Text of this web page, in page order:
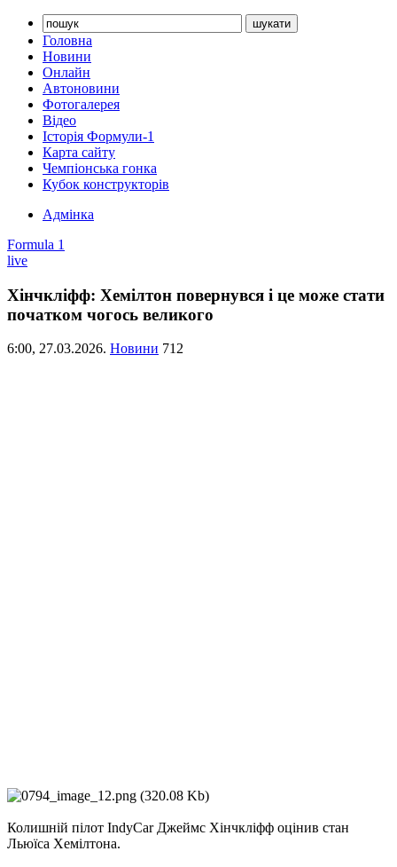
Головна
Новини
Онлайн
Автоновини
Фотогалерея
Відео
Історія Формули-1
Карта сайту
Чемпіонська гонка
Кубок конструкторів
Адмінка
Formula 1
live
Хінчкліфф: Хемілтон повернувся і це може стати
початком чогось великого
6:00, 27.03.2026. Новини 712
Колишній пілот IndyCar Джеймс Хінчкліфф оцінив стан
Льюїса Хемілтона.